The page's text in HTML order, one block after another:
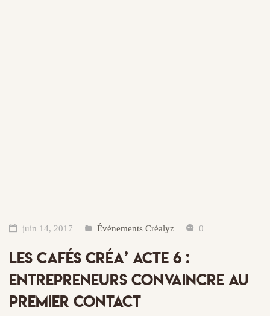
juin 14, 2017 Événements Créalyz 0
LES CAFÉS CRÉA’ ACTE 6 :
Entrepreneurs Convaincre au
premier contact